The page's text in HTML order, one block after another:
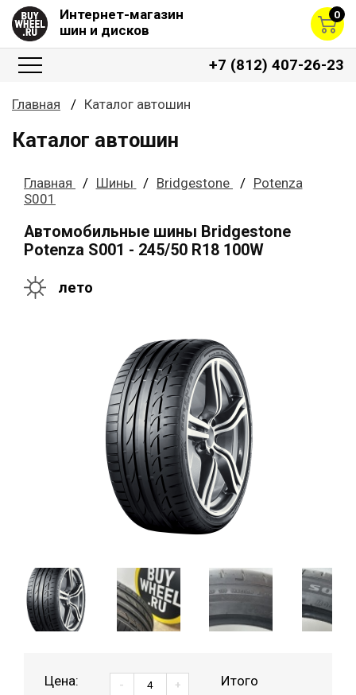
Интернет-магазин
шин и дисков
0
+7 (812) 407-26-23
Главная Каталог автошин
Каталог автошин
Главная Шины Bridgestone
Potenza
S001
Автомобильные шины Bridgestone
Potenza S001 - 245/50 R18 100W
лето
Цена:
- +
Итого